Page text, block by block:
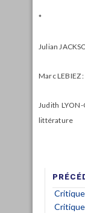
*
Julian
Marc LEBIEZ
Judith
littérature